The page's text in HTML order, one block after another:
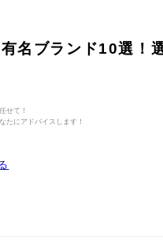
名ブランド10選！
せて！
たにアドバイスします！